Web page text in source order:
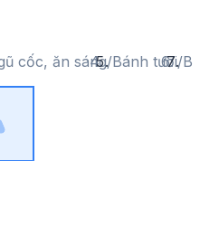
cốc, ăn sáng/Bánh tươi/